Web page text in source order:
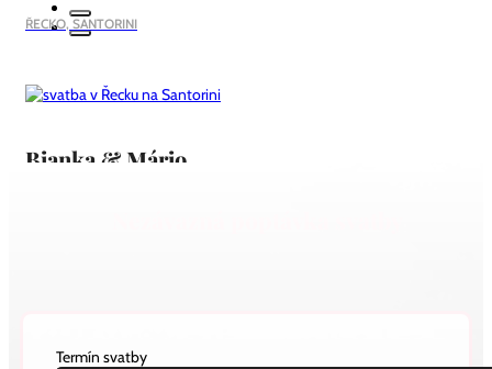
ŘECKO, SANTORINI
Bianka & Mário
Sabina & Filip
Termín svatby